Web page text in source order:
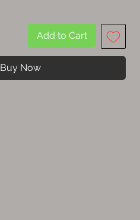
Add to Cart
Buy Now